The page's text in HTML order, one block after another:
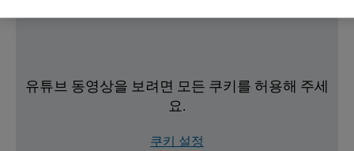
유튜브 동영상을 보려면 모든 쿠키를 허용해 주세
요.
쿠키 설정